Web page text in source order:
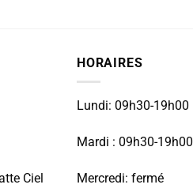
Ciel
HORAIRES
Lundi: 09h30-19h00
Mardi : 09h30-19h00
Mercredi: fermé